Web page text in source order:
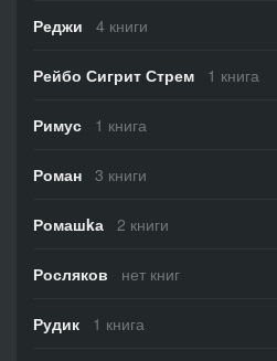
Реджи 4 книги
Рейбо Сигрит Стрем 1 книга
Римус 1 книга
Роман 3 книги
Ромашkа 2 книги
Росляков нет книг
Рудик 1 книга